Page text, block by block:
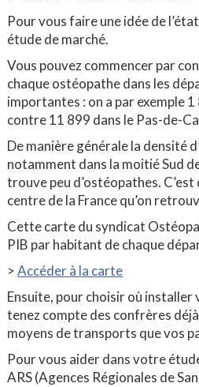
Pour vous faire une idée de
étude de marché.
Vous pouvez commencer par
chaque ostéopathe dans les
importantes : on a par exemple
contre 11 899 dans le Pas-de-
De manière générale la densité
notamment dans la moitié Sud
trouve peu d’ostéopathes.
centre de la France qu’on
Cette carte du syndicat
PIB par habitant de chaque
>Accéder à la carte
Ensuite, pour choisir où
tenez compte des confrères
moyens de transports que vos
Pour vous aider dans votre
ARS (Agences Régionales de